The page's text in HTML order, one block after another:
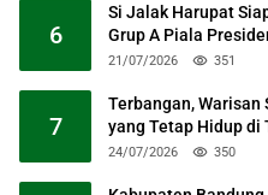
6
Si Jalak Harupat
Grup A Piala
21/07/2026 351
7
Terbangan, Warisan
yang Tetap Hidup di
24/07/2026 350